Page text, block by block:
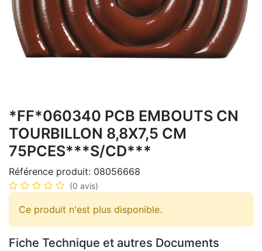
*FF*060340 PCB EMBOUTS CN
TOURBILLON 8,8X7,5 CM
75PCES***S/CD***
Référence produit: 08056668
(0 avis)
Ce produit n'est plus disponible.
Fiche Technique et autres Documents